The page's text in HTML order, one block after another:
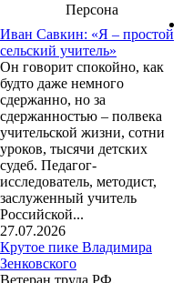
Персона
Иван Савкин: «Я – простой
сельский учитель»
Он говорит спокойно, как
будто даже немного
сдержанно, но за
сдержанностью – полвека
учительской жизни, сотни
уроков, тысячи детских
судеб. Педагог-
исследователь, методист,
заслуженный учитель
Российской...
27.07.2026
Крутое пике Владимира
Зенковского
Ветеран труда РФ,